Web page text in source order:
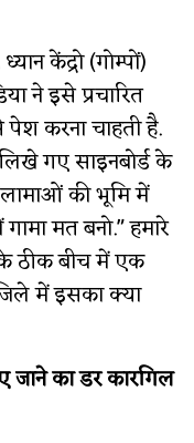
ध्यान केंद्रो (गोम्पों)
ने इसे प्रचारित
करना चाहती है.
गए साइनबोर्ड के
की भूमि में
मत बनो." हमारे
ठीक बीच में एक
में इसका क्या
जाने का डर कारगिल